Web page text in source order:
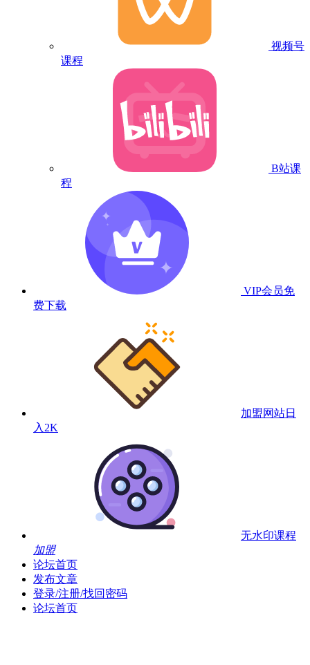
视频号
课程
B站课
程
VIP会员免
费下载
加盟网站日
入2K
无水印课程
加盟
论坛首页
发布文章
登录/注册/找回密码
论坛首页